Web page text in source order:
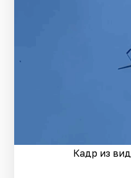
Кадр из